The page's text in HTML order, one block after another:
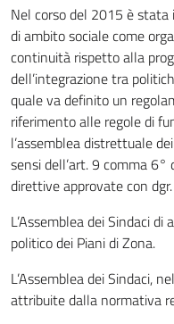
Nel corso del 2015 è stata
di ambito sociale come
continuità rispetto alla
dell’integrazione tra
quale va definito un
riferimento alle regole di
l’assemblea distrettuale
sensi dell’art. 9 comma
direttive approvate con
L’Assemblea dei Sindaci
politico dei Piani di Zona.
L’Assemblea dei Sindaci,
attribuite dalla normativa